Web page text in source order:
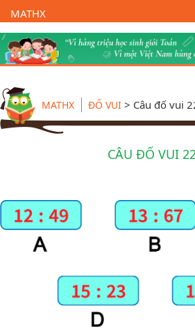
MATHX
Trường Toán Online MATHX
MATHX ĐỐ VUI > Câu đố vui
CÂU ĐỐ VUI